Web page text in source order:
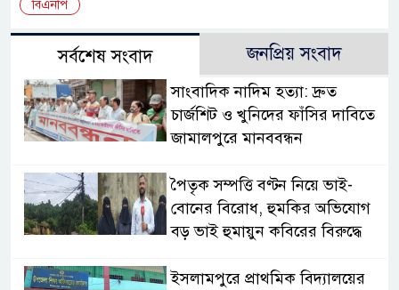
বিএনপি
সর্বশেষ সংবাদ জনপ্রিয় সংবাদ
সাংবাদিক নাদিম হত্যা: দ্রুত
চার্জশিট ও খুনিদের ফাঁসির দাবিতে
জামালপুরে মানববন্ধন
পৈতৃক সম্পত্তি বণ্টন নিয়ে ভাই-
বোনের বিরোধ, হুমকির অভিযোগ
বড় ভাই হুমায়ুন কবিরের বিরুদ্ধে
​ইসলামপুরে প্রাথমিক বিদ্যালয়ের